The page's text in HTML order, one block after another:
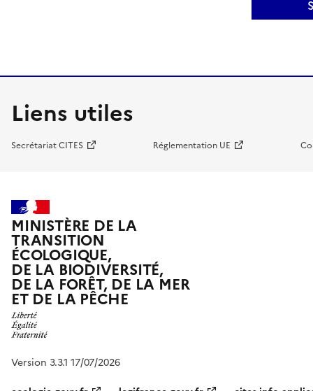
Liens utiles
Secrétariat CITES Réglementation UE
MINISTÈRE DE LA
TRANSITION
ÉCOLOGIQUE,
DE LA BIODIVERSITÉ,
DE LA FORÊT, DE LA MER
ET DE LA PÊCHE
Version 3.3.1 17/07/2026